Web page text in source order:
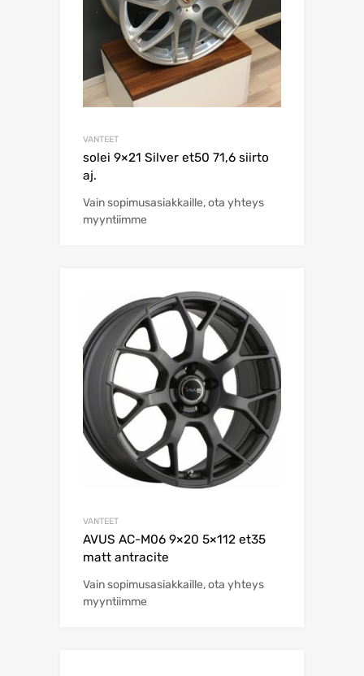
VANTEET
solei 9×21 Silver et50 71,6 siirto
aj.
Vain sopimusasiakkaille, ota yhteys
myyntiimme
VANTEET
AVUS AC-M06 9×20 5×112 et35
matt antracite
Vain sopimusasiakkaille, ota yhteys
myyntiimme